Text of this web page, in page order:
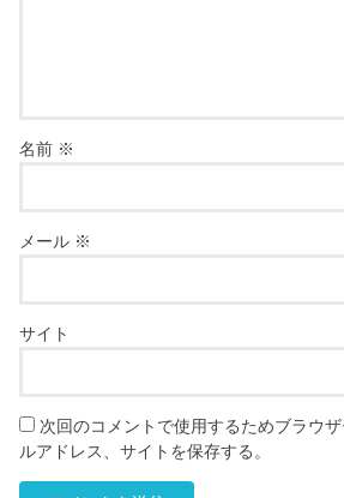
名前 ※
メール ※
サイト
次回のコメントで使用するためブラウ
ルアドレス、サイトを保存する。